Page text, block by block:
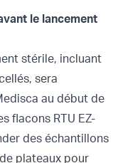
le lancement
stérile, incluant
sera
au début de
flacons RTU EZ-
des échantillons
plateaux pour